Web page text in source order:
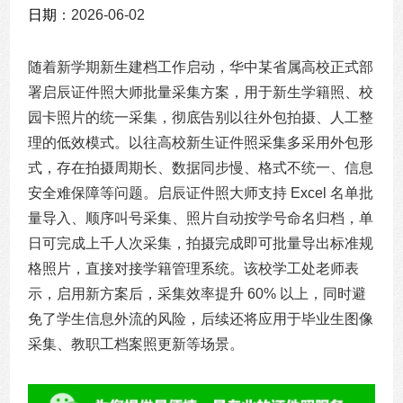
日期 ：2026-06-02
随着新学期新生建档工作启动，华中某省属高校正式部
署启辰证件照大师批量采集方案，用于新生学籍照、校
园卡照片的统一采集，彻底告别以往外包拍摄、人工整
理的低效模式。以往高校新生证件照采集多采用外包形
式，存在拍摄周期长、数据同步慢、格式不统一、信息
安全难保障等问题。启辰证件照大师支持 Excel 名单批
量导入、顺序叫号采集、照片自动按学号命名归档，单
日可完成上千人次采集，拍摄完成即可批量导出标准规
格照片，直接对接学籍管理系统。该校学工处老师表
示，启用新方案后，采集效率提升 60% 以上，同时避
免了学生信息外流的风险，后续还将应用于毕业生图像
采集、教职工档案照更新等场景。